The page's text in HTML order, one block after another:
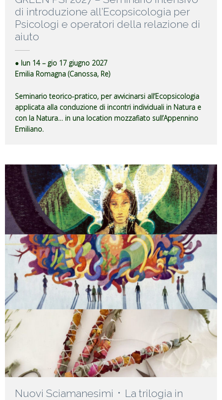
di introduzione all’Ecopsicologia per
Psicologi e operatori della relazione di
aiuto
● lun 14 – gio 17 giugno 2027
Emilia Romagna (Canossa, Re)
Seminario teorico-pratico, per avvicinarsi all’Ecopsicologia
applicata alla conduzione di incontri individuali in Natura e
con la Natura… in una location mozzafiato sull’Appennino
Emiliano.
Nuovi Sciamanesimi ᛫ La trilogia in